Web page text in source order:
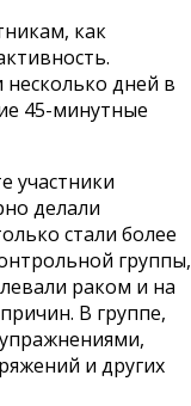
как
дней в
45-минутные
участники
делали
стали более
группы,
раком и на
В группе,
и других